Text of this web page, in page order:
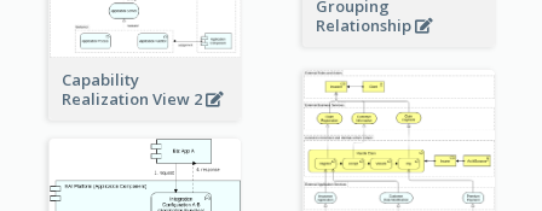
Grouping
Relationship
Capability
Realization View 2